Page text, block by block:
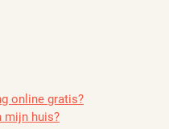
online gratis?
mijn huis?